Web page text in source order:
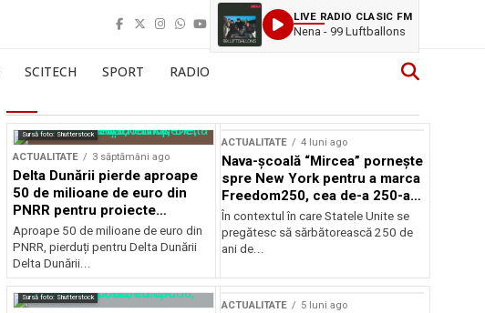
LIVE RADIO CLASIC FM
Nena - 99 Luftballons
SCITECH SPORT RADIO
Sursă foto: Shutterstock
ACTUALITATE 3 săptămâni ago
Delta Dunării pierde aproape
50 de milioane de euro din
PNRR pentru proiecte
esențiale
Aproape 50 de milioane de euro din
PNRR, pierduți pentru Delta Dunării
Delta Dunării...
ACTUALITATE 4 luni ago
Nava-școală “Mircea” pornește
spre New York pentru a marca
Freedom250, cea de-a 250-a
aniversare a Statelor Unite
În contextul în care Statele Unite se
pregătesc să sărbătorească 250 de
ani de...
Sursă foto: Shutterstock
ACTUALITATE 5 luni ago